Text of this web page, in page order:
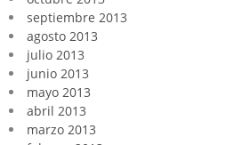
septiembre 2013
agosto 2013
julio 2013
junio 2013
mayo 2013
abril 2013
marzo 2013